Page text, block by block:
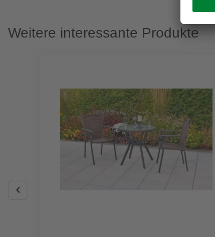
Weitere interessante Produkte